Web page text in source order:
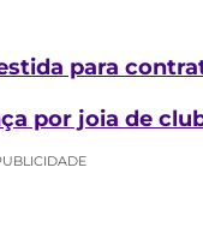
para
por joia de